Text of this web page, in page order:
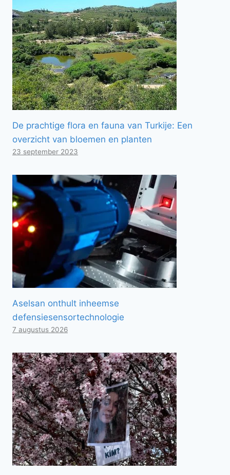
De prachtige flora en fauna van Turkije: Een
overzicht van bloemen en planten
23 september 2023
Aselsan onthult inheemse
defensiesensortechnologie
7 augustus 2026